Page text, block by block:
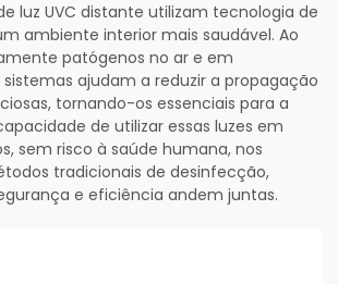
luz UVC distante utilizam tecnologia de
ambiente interior mais saudável. Ao
patógenos no ar e em
sistemas ajudam a reduzir a propagação
tornando-os essenciais para a
de utilizar essas luzes em
sem risco à saúde humana, nos
tradicionais de desinfecção,
e eficiência andem juntas.